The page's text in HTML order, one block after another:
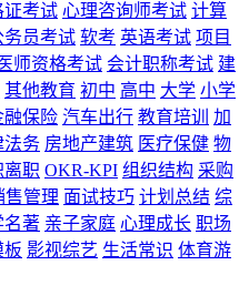
证考试 心理咨询师考试 计算
务员考试 软考 英语考试 项目
师资格考试 会计职称考试 建
其他教育 初中 高中 大学 小学
融保险 汽车出行 教育培训
加
法务 房地产建筑 医疗保健 物
离职 OKR-KPI 组织结构 采购
售管理 面试技巧 计划总结 综
名著 亲子家庭 心理成长 职场
板 影视综艺 生活常识 体育游